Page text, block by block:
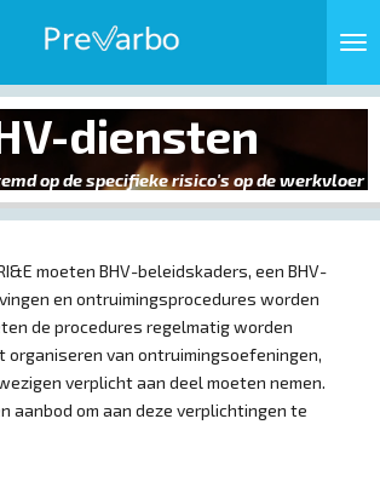
diensten
op de specifieke risico's op de werkvloer
moeten BHV-beleidskaders, een BHV-
en ontruimingsprocedures worden
de procedures regelmatig worden
organiseren van ontruimingsoefeningen,
verplicht aan deel moeten nemen.
aanbod om aan deze verplichtingen te